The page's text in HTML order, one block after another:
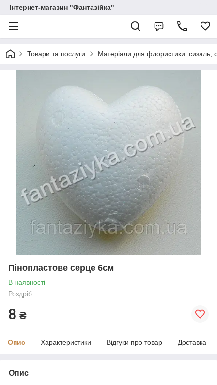
Інтернет-магазин "Фантазійка"
Товари та послуги Матеріали для флористики, сизаль,
Пінопластове серце 6см
В наявності
Роздріб
8 ₴
Опис Характеристики Відгуки про товар Доставка
Опис